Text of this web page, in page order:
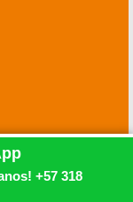
+57 318